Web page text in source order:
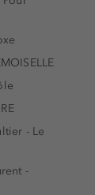
- Le
-